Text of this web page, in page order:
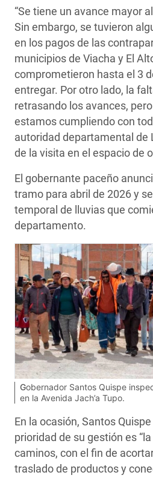
“Se tiene un avance mayor
Sin embargo, se tuvieron
en los pagos de las
municipios de Viacha y El
comprometieron hasta el 3
entregar. Por otro lado, la
retrasando los avances,
estamos cumpliendo con
autoridad departamental de
de la visita en el espacio de
El gobernante paceño
tramo para abril de 2026 y
temporal de lluvias que
departamento.
Gobernador Santos Quispe inspecciona avance de obras
en la Avenida Jach’a Tupo.
En la ocasión, Santos
prioridad de su gestión es
caminos, con el fin de
traslado de productos y